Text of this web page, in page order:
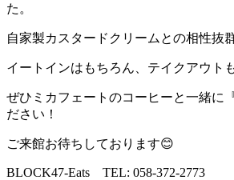
た。
自家製カスタードクリームとの相性抜
イートインはもちろん、テイクアウト
ぜひミカフェートのコーヒーと一緒に
ださい！
ご来館お待ちしております😊
BLOCK47‐Eats TEL: 058-372-2773